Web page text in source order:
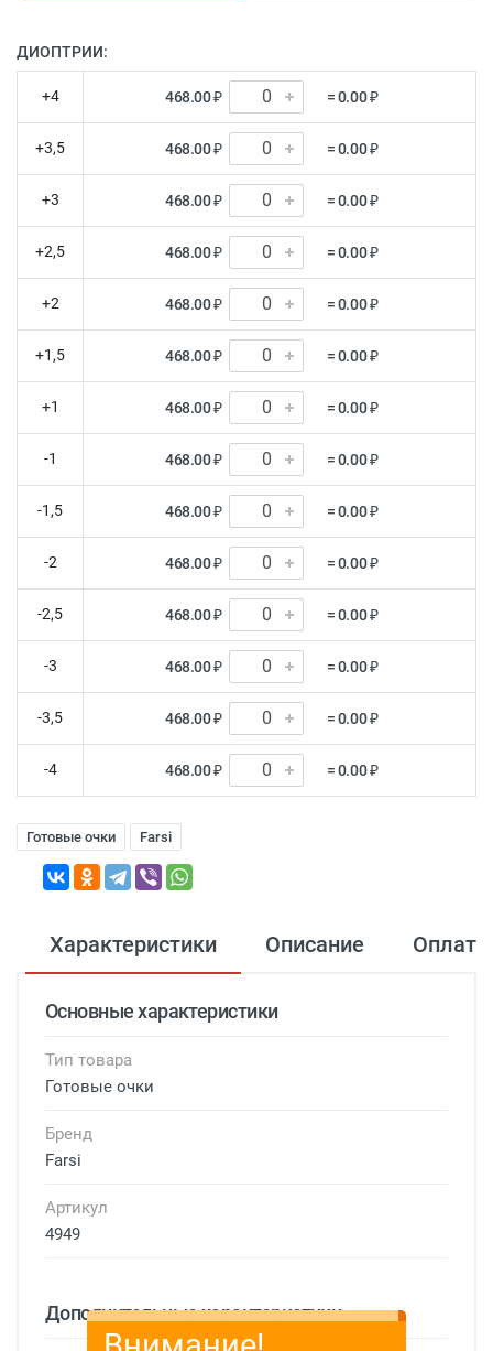
ДИОПТРИИ:
+4 468.00 ₽ = 0.00 ₽
+3,5 468.00 ₽ = 0.00 ₽
+3 468.00 ₽ = 0.00 ₽
+2,5 468.00 ₽ = 0.00 ₽
+2 468.00 ₽ = 0.00 ₽
+1,5 468.00 ₽ = 0.00 ₽
+1 468.00 ₽ = 0.00 ₽
-1 468.00 ₽ = 0.00 ₽
-1,5 468.00 ₽ = 0.00 ₽
-2 468.00 ₽ = 0.00 ₽
-2,5 468.00 ₽ = 0.00 ₽
-3 468.00 ₽ = 0.00 ₽
-3,5 468.00 ₽ = 0.00 ₽
-4 468.00 ₽ = 0.00 ₽
Готовые очки Farsi
Характеристики Описание Оплата
Основные характеристики
Тип товара
Готовые очки
Бренд
Farsi
Артикул
4949
Дополнительные характеристики